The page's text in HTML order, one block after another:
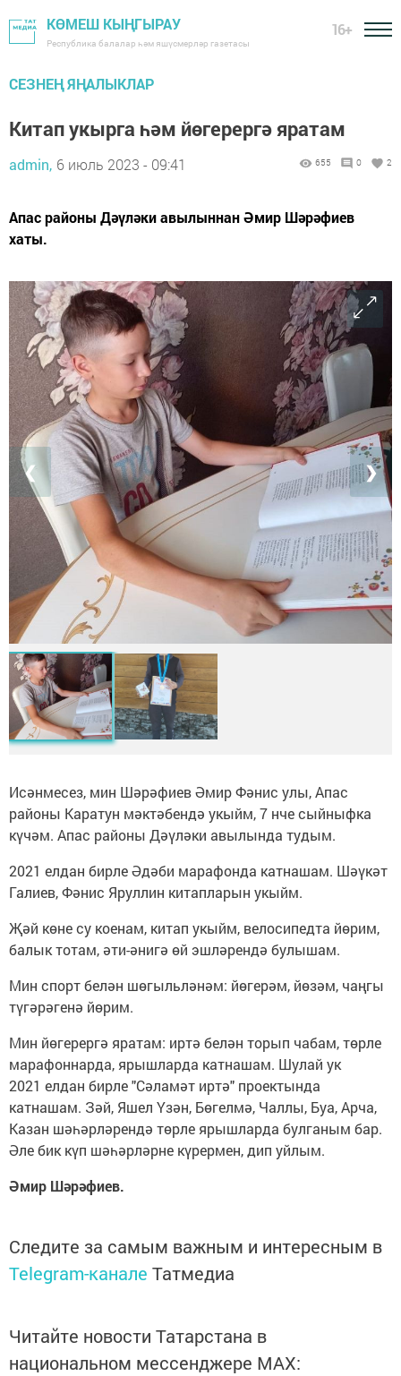
КӨМЕШ КЫҢГЫРАУ
Республика балалар һәм яшүсмерләр газетасы
16+
СЕЗНЕҢ ЯҢАЛЫКЛАР
Китап укырга һәм йөгерергә яратам
admin, 6 июль 2023 - 09:41 655 0 2
Апас районы Дәүләки авылыннан Әмир Шәрәфиев
хаты.
❮ ❯
Исәнмесез, мин Шәрәфиев Әмир Фәнис улы, Апас
районы Каратун мәктәбендә укыйм, 7 нче сыйныфка
күчәм. Апас районы Дәүләки авылында тудым.
2021 елдан бирле Әдәби марафонда катнашам. Шәүкәт
Галиев, Фәнис Яруллин китапларын укыйм.
Җәй көне су коенам, китап укыйм, велосипедта йөрим,
балык тотам, әти-әнигә өй эшләрендә булышам.
Мин спорт белән шөгыльләнәм: йөгерәм, йөзәм, чаңгы
түгәрәгенә йөрим.
Мин йөгерергә яратам: иртә белән торып чабам, төрле
марафоннарда, ярышларда катнашам. Шулай ук
2021 елдан бирле "Сәламәт иртә" проектында
катнашам. Зәй, Яшел Үзән, Бөгелмә, Чаллы, Буа, Арча,
Казан шәһәрләрендә төрле ярышларда булганым бар.
Әле бик күп шәһәрләрне күрермен, дип уйлым.
Әмир Шәрәфиев.
Следите за самым важным и интересным в
Telegram-канале Татмедиа
Читайте новости Татарстана в
национальном мессенджере MАХ: